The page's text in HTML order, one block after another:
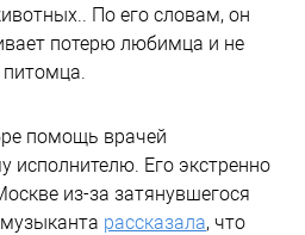
По его словам, он
потерю любимца и не
помощь врачей
исполнителю. Его экстренно
из-за затянувшегося
рассказала, что